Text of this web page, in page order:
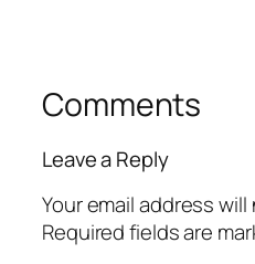
Comments
Leave a Reply
Your email address
Required fields are